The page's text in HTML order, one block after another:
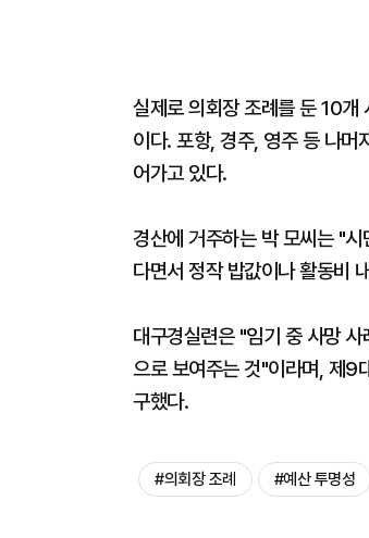
실제로 의회장 조례를 둔 10개
이다. 포항, 경주, 영주 등 나머
어가고 있다.
경산에 거주하는 박 모씨는 "
다면서 정작 밥값이나 활동비
대구경실련은 "임기 중 사망
으로 보여주는 것"이라며, 제9
구했다.
#의회장 조례 #예산 투명성